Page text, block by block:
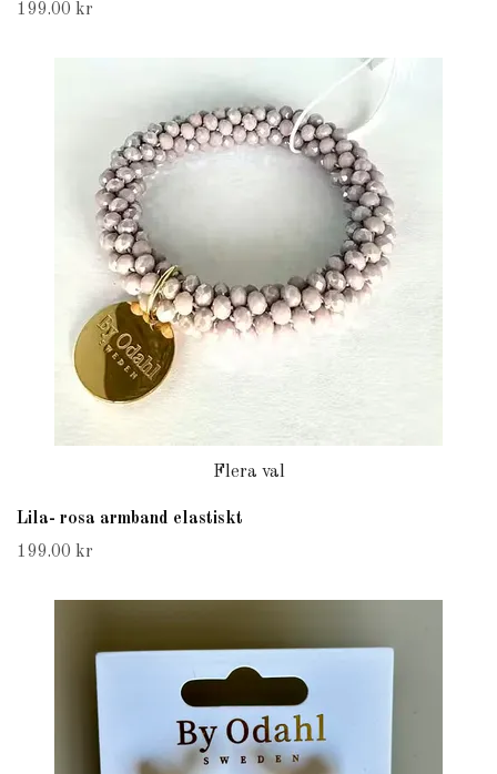
199.00 kr
Flera val
Lila- rosa armband elastiskt
199.00 kr